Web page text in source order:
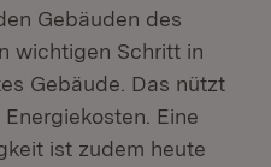
Gebäuden des
wichtigen Schritt in
Gebäude. Das nützt
Eine
ist zudem heute